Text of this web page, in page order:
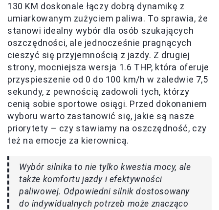
130 KM doskonale łączy dobrą dynamikę z
umiarkowanym zużyciem paliwa. To sprawia, że
stanowi idealny wybór dla osób szukających
oszczędności, ale jednocześnie pragnących
cieszyć się przyjemnością z jazdy. Z drugiej
strony, mocniejsza wersja 1.6 THP, która oferuje
przyspieszenie od 0 do 100 km/h w zaledwie 7,5
sekundy, z pewnością zadowoli tych, którzy
cenią sobie sportowe osiągi. Przed dokonaniem
wyboru warto zastanowić się, jakie są nasze
priorytety – czy stawiamy na oszczędność, czy
też na emocje za kierownicą.
Wybór silnika to nie tylko kwestia mocy, ale
także komfortu jazdy i efektywności
paliwowej. Odpowiedni silnik dostosowany
do indywidualnych potrzeb może znacząco